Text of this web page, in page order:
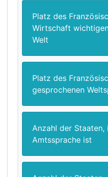
Platz des
Wirtschaft
Welt
Platz des
gesprochenen
Anzahl der Staaten,
Amtssprache ist